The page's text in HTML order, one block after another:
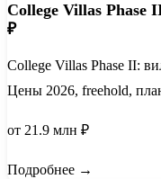
College Villas Phase
₽
College Villas Phase II:
Цены 2026, freehold,
от 21.9 млн ₽
Подробнее →